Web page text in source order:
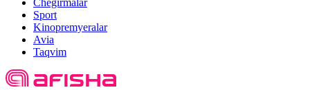
Chegirmalar
Sport
Kinopremyeralar
Avia
Taqvim